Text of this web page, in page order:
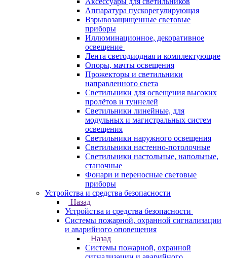
Аппаратура пускорегулирующая
Взрывозащищенные световые
приборы
Иллюминационное, декоративное
освещение
Лента светодиодная и комплектующие
Опоры, мачты освещения
Прожекторы и светильники
направленного света
Светильники для освещения высоких
пролётов и туннелей
Светильники линейные, для
модульных и магистральных систем
освещения
Светильники наружного освещения
Светильники настенно-потолочные
Светильники настольные, напольные,
станочные
Фонари и переносные световые
приборы
Устройства и средства безопасности
Назад
Устройства и средства безопасности
Системы пожарной, охранной сигнализации
и аварийного оповещения
Назад
Системы пожарной, охранной